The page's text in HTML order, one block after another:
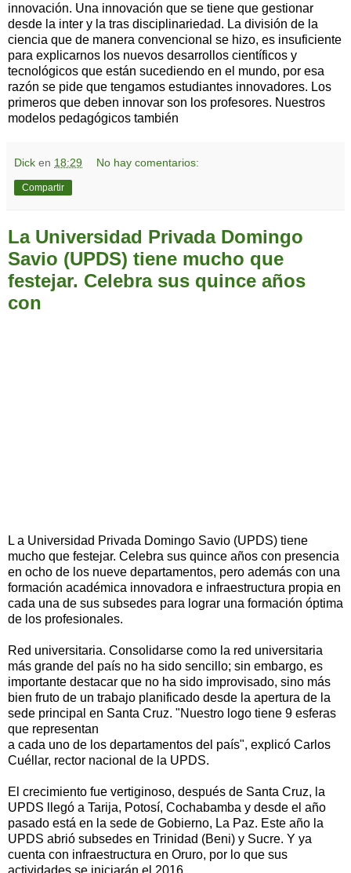
innovación. Una innovación que se tiene que gestionar
desde la inter y la tras disciplinariedad. La división de la
ciencia que de manera convencional se hizo, es insuficiente
para explicarnos los nuevos desarrollos científicos y
tecnológicos que están sucediendo en el mundo, por esa
razón se pide que tengamos estudiantes innovadores. Los
primeros que deben innovar son los profesores. Nuestros
modelos pedagógicos también
Dick en 18:29 No hay comentarios:
Compartir
La Universidad Privada Domingo
Savio (UPDS) tiene mucho que
festejar. Celebra sus quince años
con
L a Universidad Privada Domingo Savio (UPDS) tiene
mucho que festejar. Celebra sus quince años con presencia
en ocho de los nueve departamentos, pero además con una
formación académica innovadora e infraestructura propia en
cada una de sus subsedes para lograr una formación óptima
de los profesionales.
Red universitaria. Consolidarse como la red universitaria
más grande del país no ha sido sencillo; sin embargo, es
importante destacar que no ha sido improvisado, sino más
bien fruto de un trabajo planificado desde la apertura de la
sede principal en Santa Cruz. "Nuestro logo tiene 9 esferas
que representan
a cada uno de los departamentos del país", explicó Carlos
Cuéllar, rector nacional de la UPDS.
El crecimiento fue vertiginoso, después de Santa Cruz, la
UPDS llegó a Tarija, Potosí, Cochabamba y desde el año
pasado está en la sede de Gobierno, La Paz. Este año la
UPDS abrió subsedes en Trinidad (Beni) y Sucre. Y ya
cuenta con infraestructura en Oruro, por lo que sus
actividades se iniciarán el 2016.